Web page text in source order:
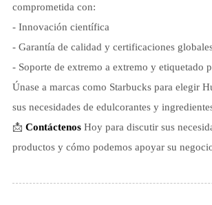
comprometida con:
- Innovación científica
- Garantía de calidad y certificaciones
- Soporte de extremo a extremo y etiquetado
Únase a marcas como Starbucks para elegir
sus necesidades de edulcorantes y
📩 ContáctenosHoy para discutir sus
productos y cómo podemos apoyar su